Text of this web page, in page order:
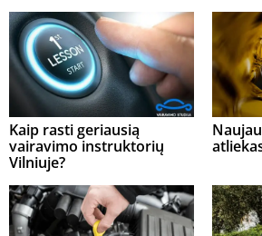
Kaip rasti geriausią
vairavimo instruktorių
Vilniuje?